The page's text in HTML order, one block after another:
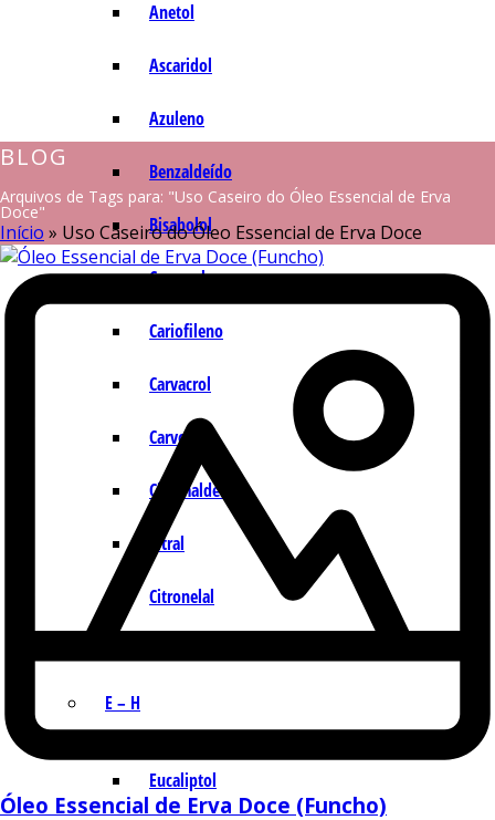
Anetol
Ascaridol
Azuleno
Benzaldeído
Bisabolol
Camazuleno
Cariofileno
Carvacrol
Carvona
Cinamaldeído
Citral
Citronelal
E – H
Eucaliptol
BLOG
Arquivos de Tags para: "Uso Caseiro do Óleo Essencial de Erva
Doce"
Início » Uso Caseiro do Óleo Essencial de Erva Doce
Óleo Essencial de Erva Doce (Funcho)